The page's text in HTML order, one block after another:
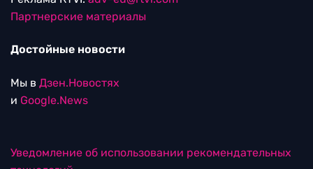
Партнерские материалы
Достойные новости
Мы в Дзен.Новостях
и Google.News
Уведомление об использовании рекомендательных